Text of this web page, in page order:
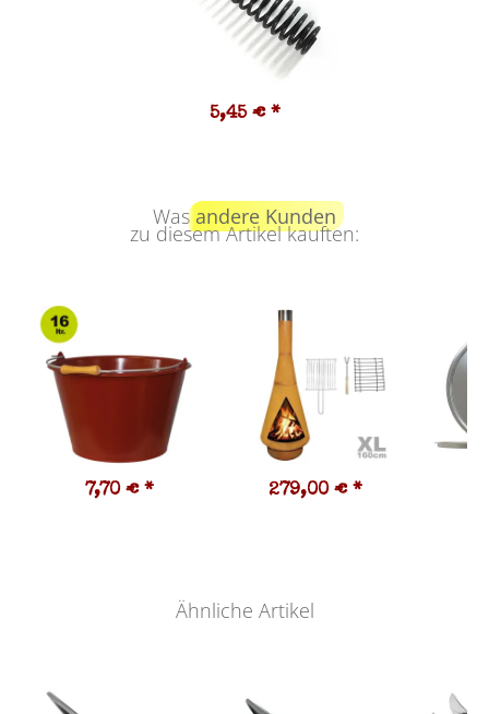
5,45 € *
Wasandere Kunden
zu diesem Artikel kauften:
7,70 € * 279,00 € *
Ähnliche Artikel